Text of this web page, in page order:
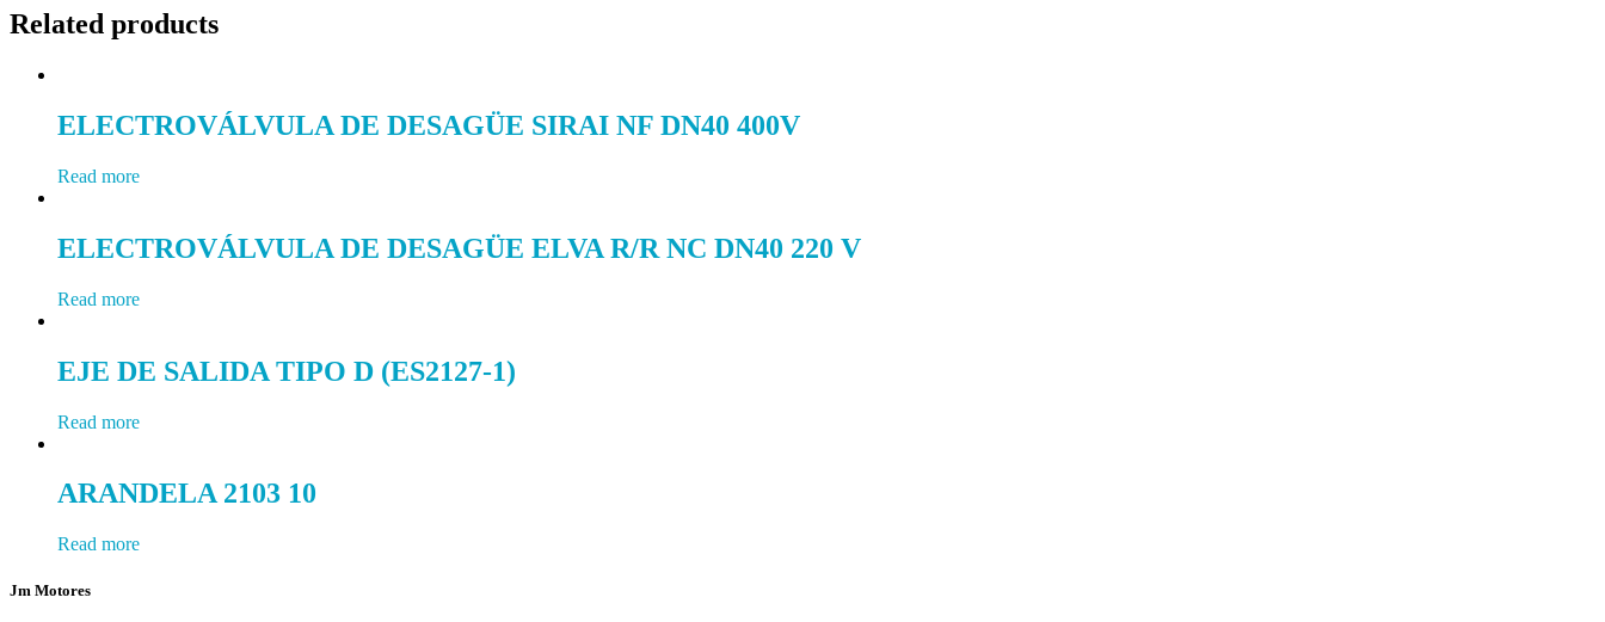
Related products
ELECTROVÁLVULA DE DESAGÜE SIRAI NF DN40 400V
Read more
ELECTROVÁLVULA DE DESAGÜE ELVA R/R NC DN40 220 V
Read more
EJE DE SALIDA TIPO D (ES2127-1)
Read more
ARANDELA 2103 10
Read more
Jm Motores